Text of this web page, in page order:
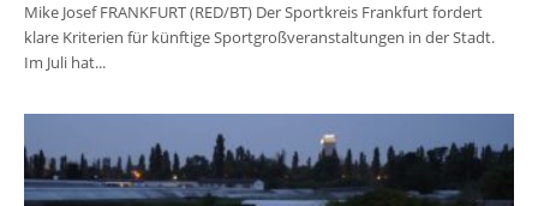
Mike Josef FRANKFURT (RED/BT) Der Sportkreis Frankfurt fordert
klare Kriterien für künftige Sportgroßveranstaltungen in der Stadt.
Im Juli hat...